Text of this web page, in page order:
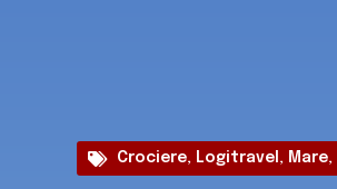
Crociere, Logitravel , Mare,